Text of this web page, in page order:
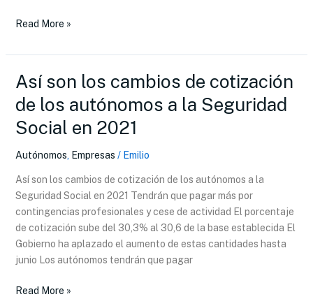
Read More »
Así son los cambios de cotización
de los autónomos a la Seguridad
Social en 2021
Autónomos, Empresas / Emilio
Así son los cambios de cotización de los autónomos a la
Seguridad Social en 2021 Tendrán que pagar más por
contingencias profesionales y cese de actividad El porcentaje
de cotización sube del 30,3% al 30,6 de la base establecida El
Gobierno ha aplazado el aumento de estas cantidades hasta
junio Los autónomos tendrán que pagar
Así
los
cambios
cotización
de
los
autónomos
a
la
Seguridad
en
Read More »